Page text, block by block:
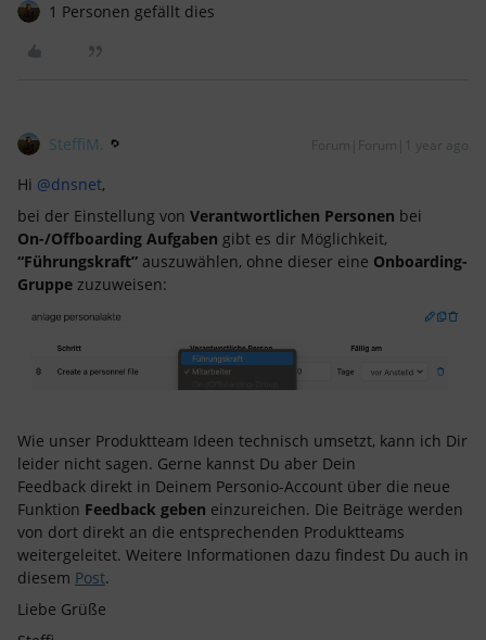
1 Personen gefällt dies
SteffiM. Forum|Forum|1 year ago
Hi @dnsnet,
bei der Einstellung von Verantwortlichen Personen bei
On-/Offboarding Aufgaben gibt es dir Möglichkeit,
“Führungskraft” auszuwählen, ohne dieser eine Onboarding-
Gruppe zuzuweisen:
Wie unser Produktteam Ideen technisch umsetzt, kann ich Dir
leider nicht sagen. Gerne kannst Du aber Dein
Feedback direkt in Deinem Personio-Account über die neue
Funktion Feedback geben einzureichen. Die Beiträge werden
von dort direkt an die entsprechenden Produktteams
weitergeleitet. Weitere Informationen dazu findest Du auch in
diesem Post.
Liebe Grüße